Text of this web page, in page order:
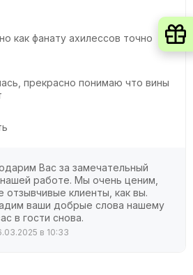
как фанату ахилессов точно
прекрасно понимаю что вины
Вас за замечательный
работе. Мы очень ценим,
отзывчивые клиенты, как вы.
ваши добрые слова нашему
в гости снова.
в 10:33